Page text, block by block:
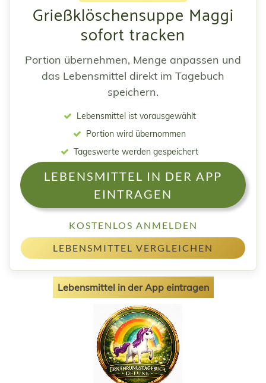
Grießklöschensuppe Maggi
sofort tracken
Portion übernehmen, Menge anpassen und
das Lebensmittel direkt im Tagebuch
speichern.
Lebensmittel ist vorausgewählt
Portion wird übernommen
Tageswerte werden gespeichert
LEBENSMITTEL IN DER APP
EINTRAGEN
KOSTENLOS ANMELDEN
LEBENSMITTEL VERGLEICHEN
Lebensmittel in der App eintragen